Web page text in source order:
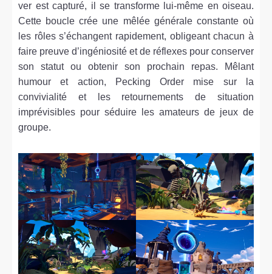
ver est capturé, il se transforme lui-même en oiseau.
Cette boucle crée une mêlée générale constante où
les rôles s’échangent rapidement, obligeant chacun à
faire preuve d’ingéniosité et de réflexes pour conserver
son statut ou obtenir son prochain repas. Mêlant
humour et action, Pecking Order mise sur la
convivialité et les retournements de situation
imprévisibles pour séduire les amateurs de jeux de
groupe.